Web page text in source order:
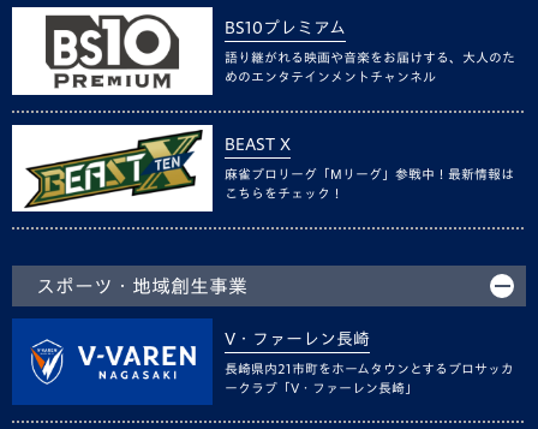
BS10プレミアム
語り継がれる映画や音楽をお届けする、大人のた
めのエンタテインメントチャンネル
BEAST X
麻雀プロリーグ「Mリーグ」参戦中！最新情報は
こちらをチェック！
スポーツ・地域創生事業
V・ファーレン長崎
長崎県内21市町をホームタウンとするプロサッカ
ークラブ「V・ファーレン長崎」